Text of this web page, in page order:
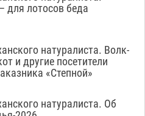
для лотосов беда
натуралиста. Волк-
и другие посетители
«Степной»
натуралиста. Об